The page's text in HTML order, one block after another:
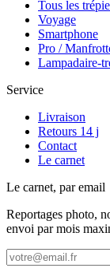
Tous les
Voyage
Smartphone
Pro /
Lampadaire-
Service
Livraison
Retours 14 j
Contact
Le carnet
Le carnet, par email
Reportages photo,
envoi par mois